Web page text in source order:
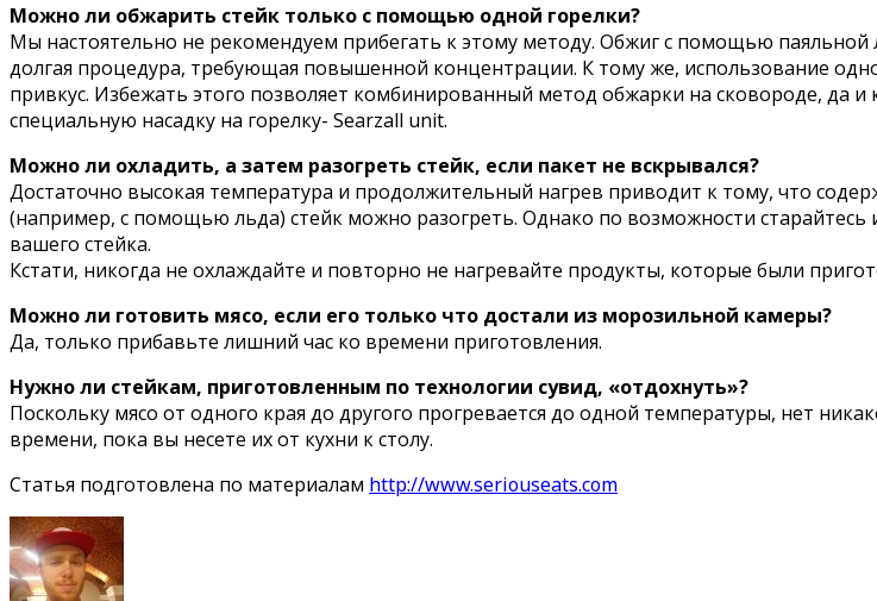
Можно ли обжарить стейк только с помощью одной горелки?
Мы настоятельно не рекомендуем прибегать к этому методу. Обжиг с помощью
долгая процедура, требующая повышенной концентрации. К тому же, использование
привкус. Избежать этого позволяет комбинированный метод обжарки на сковороде, да и
специальную насадку на горелку- Searzall unit.
Можно ли охладить, а затем разогреть стейк, если пакет не вскрывался?
Достаточно высокая температура и продолжительный нагрев приводит к тому, что
(например, с помощью льда) стейк можно разогреть. Однако по возможности старайтесь
вашего стейка.
Кстати, никогда не охлаждайте и повторно не нагревайте продукты, которые были
Можно ли готовить мясо, если его только что достали из морозильной камеры?
Да, только прибавьте лишний час ко времени приготовления.
Нужно ли стейкам, приготовленным по технологии сувид, «отдохнуть»?
Поскольку мясо от одного края до другого прогревается до одной температуры, нет
времени, пока вы несете их от кухни к столу.
Статья подготовлена по материалам http://www.seriouseats.com